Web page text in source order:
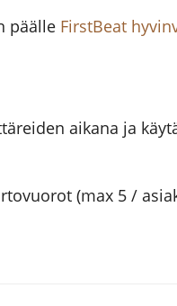
päälle FirstBeat
aikana ja
(max 5 /